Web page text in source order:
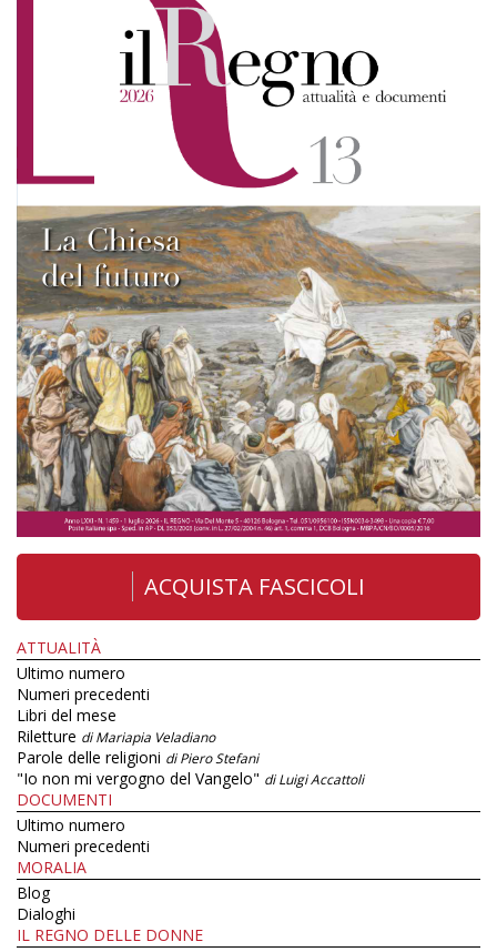
ACQUISTA FASCICOLI
ATTUALITÀ
Ultimo numero
Numeri precedenti
Libri del mese
Riletture di Mariapia Veladiano
Parole delle religioni di Piero Stefani
"Io non mi vergogno del Vangelo" di Luigi Accattoli
DOCUMENTI
Ultimo numero
Numeri precedenti
MORALIA
Blog
Dialoghi
IL REGNO DELLE DONNE